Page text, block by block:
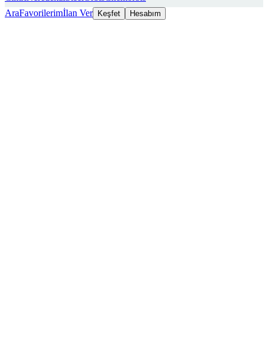
AraFavorilerimİlan Ver Keşfet Hesabım